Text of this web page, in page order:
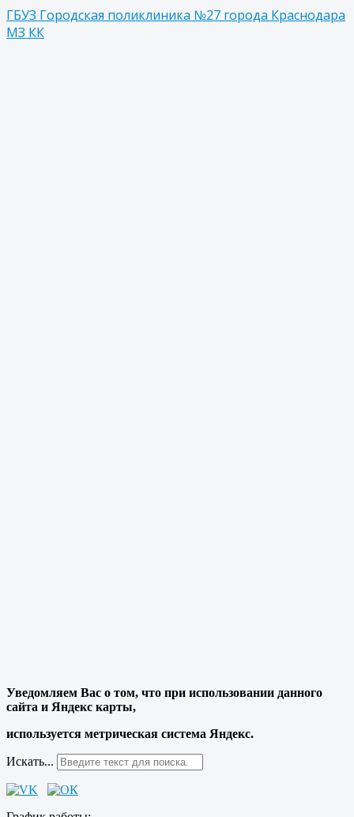
ГБУЗ Городская поликлиника №27 города Краснодара
МЗ КК
Уведомляем Вас о том, что при использовании данного
сайта и Яндекс карты,
используется метрическая система Яндекс.
Искать...